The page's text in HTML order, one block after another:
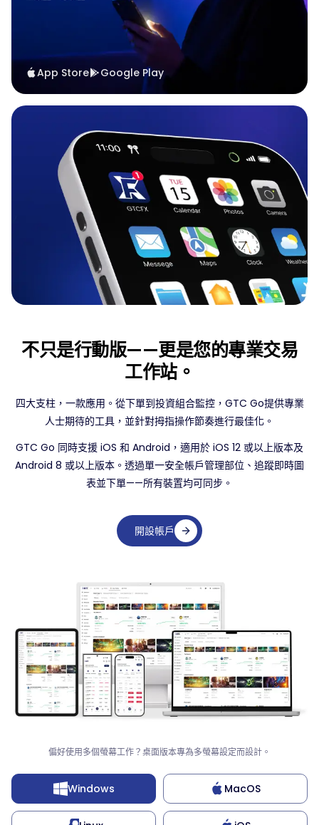
App Store Google Play
不只是行動版——更是您的專業交易
工作站。
四大支柱，一款應用。從下單到投資組合監控，GTC Go提供專業
人士期待的工具，並針對拇指操作節奏進行最佳化。
GTC Go 同時支援 iOS 和 Android，適用於 iOS 12 或以上版本及
Android 8 或以上版本。透過單一安全帳戶管理部位、追蹤即時圖
表並下單——所有裝置均可同步。
開設帳戶
偏好使用多個螢幕工作？桌面版本專為多螢幕設定而設計。
Windows MacOS
Trade in Real Time.
flexible lot sizing, and
your trade exactly when
you're ready.